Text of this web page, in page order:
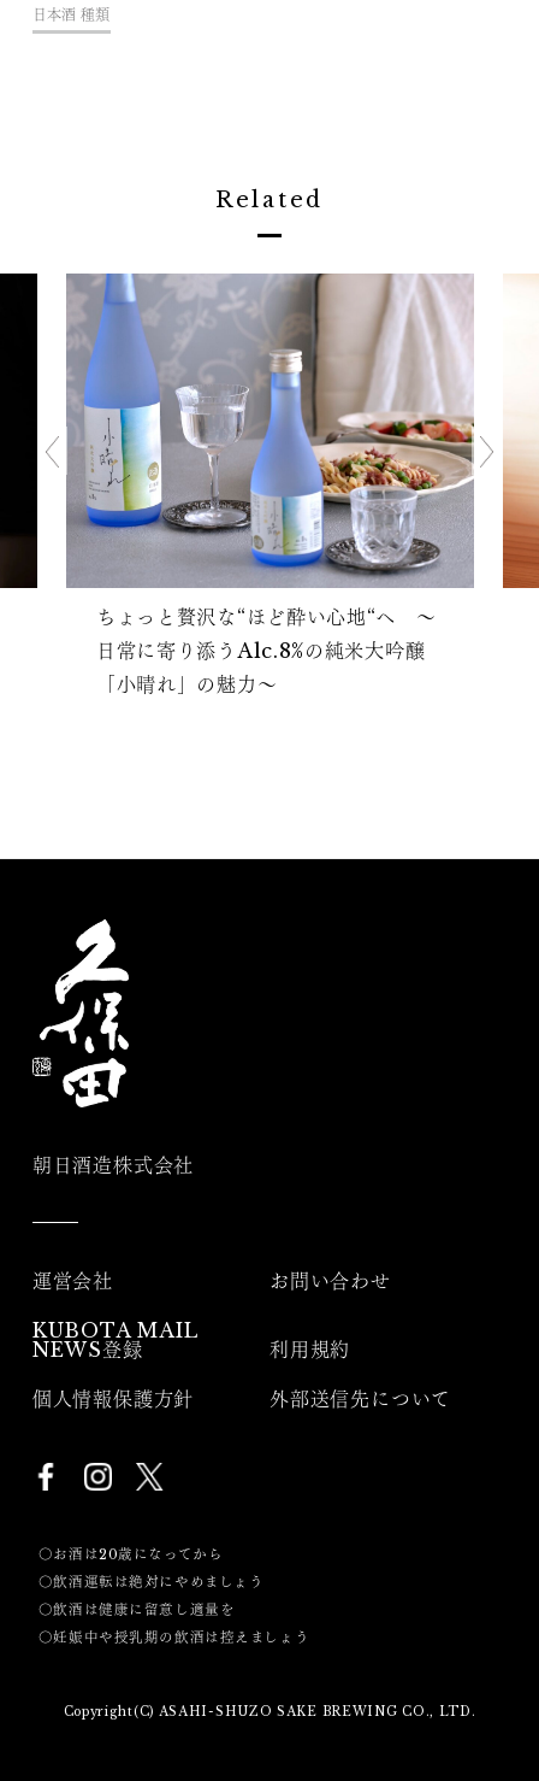
日本酒 種類
Related
ちょっと贅沢な“ほど酔い心地“へ ～
日常に寄り添うAlc.8%の純米大吟醸
「小晴れ」の魅力～
朝日酒造株式会社
運営会社 お問い合わせ
KUBOTA MAIL
NEWS登録
利用規約
個人情報保護方針 外部送信先について
〇お酒は20歳になってから
〇飲酒運転は絶対にやめましょう
〇飲酒は健康に留意し適量を
〇妊娠中や授乳期の飲酒は控えましょう
Copyright(C) ASAHI-SHUZO SAKE BREWING CO., LTD.